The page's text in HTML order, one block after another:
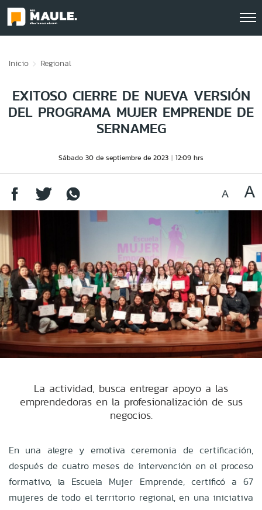
Inicio Regional
EXITOSO CIERRE DE NUEVA VERSIÓN
DEL PROGRAMA MUJER EMPRENDE DE
SERNAMEG
Sábado 30 de septiembre de 2023 12:09 hrs
La actividad, busca entregar apoyo a las
emprendedoras en la profesionalización de sus
negocios.
En una alegre y emotiva ceremonia de certificación,
después de cuatro meses de intervención en el proceso
formativo, la Escuela Mujer Emprende, certificó a 67
mujeres de todo el territorio regional, en una iniciativa